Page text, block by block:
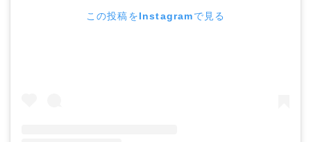
この投稿をInstagramで見る